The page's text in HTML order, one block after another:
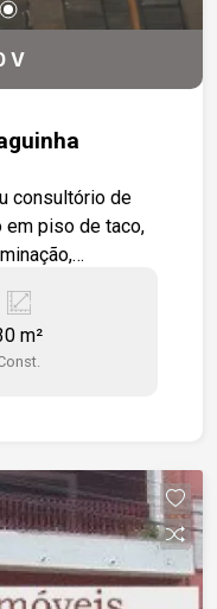
V
consultório de
em piso de taco,
m²